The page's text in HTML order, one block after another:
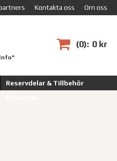
Kontakta oss Om oss
0 0 kr
Reservdelar & Tillbehör